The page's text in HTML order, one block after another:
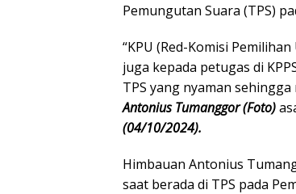
Pemungutan Suara (TPS)
“KPU (Red-Komisi
juga kepada petugas di
TPS yang nyaman
Antonius Tumanggor (Foto)
(04/10/2024).
Himbauan Antonius
saat berada di TPS pada